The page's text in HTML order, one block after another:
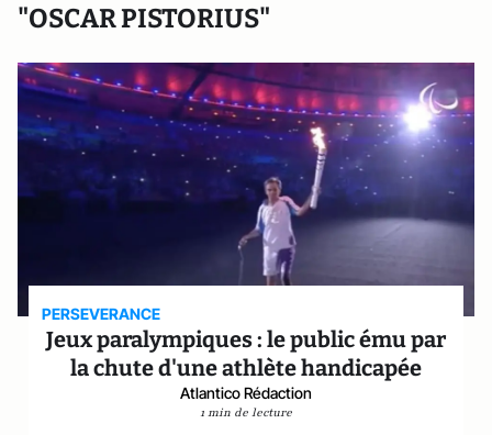
"OSCAR PISTORIUS"
PERSEVERANCE
Jeux paralympiques : le public ému par
la chute d'une athlète handicapée
Atlantico Rédaction
1 min de lecture